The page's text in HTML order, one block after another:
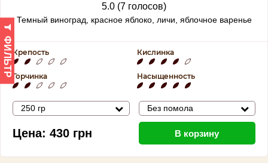
ФИЛЬТР
5.0 (7 голосов)
Темный виноград, красное яблоко, личи, яблочное варенье
Крепость Кислинка
Горчинка Насыщенность
250 гр Без помола
Цена: 430 грн В корзину